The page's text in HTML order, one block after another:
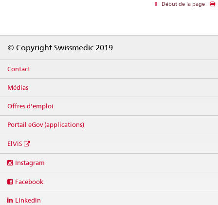
Début de la page
© Copyright Swissmedic 2019
Contact
Médias
Offres d'emploi
Portail eGov (applications)
ElViS
media
Instagram
Facebook
Linkedin